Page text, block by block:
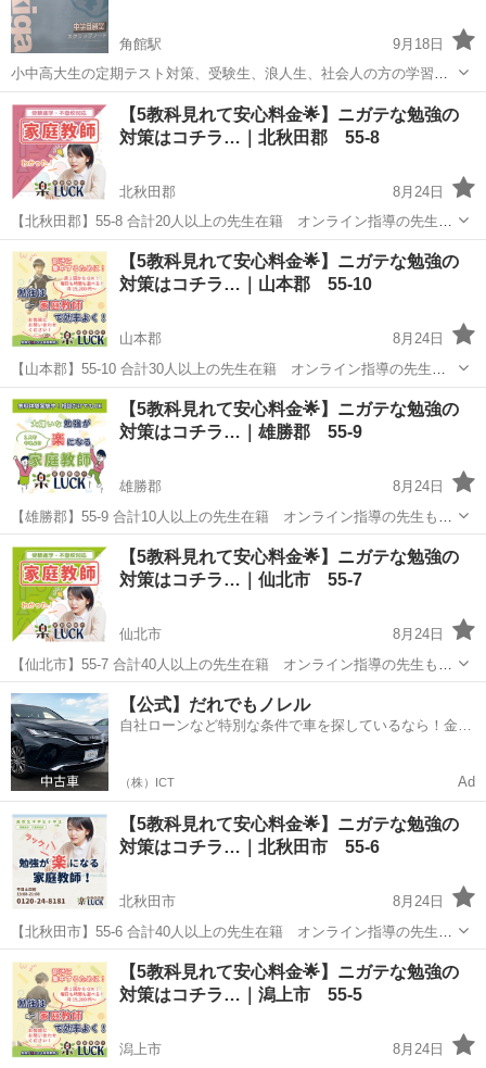
角館駅
9月18日
小中高大生の定期テスト対策、受験生、浪人生、社会人の方の学習指
導致します！中３の受験生大歓迎です！ こちら英語が専門です 高1
まででしたら数学 化学 理科 社会も指導可能です 受験生をお持
ちの親御さんの進路相談に...
秋田 仙北市 角館駅 家庭教師 料金
【5教科見れて安心料金🌟】ニガテな勉強の
対策はコチラ…｜北秋田郡 55-8
北秋田郡
8月24日
【北秋田郡】55-8 合計20人以上の先生在籍 オンライン指導の先生も
多数在籍✨ お子様の勉強対策で悩まれてる親御様へ✉️ 「スマホばかり
で勉強しない」「塾に通わせたけど成果が出ない」 「家庭教師に通わ
せたいけど...
秋田 北秋田郡 家庭教師 先生
【5教科見れて安心料金🌟】ニガテな勉強の
対策はコチラ…｜山本郡 55-10
山本郡
8月24日
【山本郡】55-10 合計30人以上の先生在籍 オンライン指導の先生も
多数在籍✨ お子様の勉強対策で悩まれてる親御様へ✉️ 「スマホばかり
で勉強しない」「塾に通わせたけど成果が出ない」 「家庭教師に通わ
せたいけど...
秋田 山本郡 家庭教師 先生
【5教科見れて安心料金🌟】ニガテな勉強の
対策はコチラ…｜雄勝郡 55-9
雄勝郡
8月24日
【雄勝郡】55-9 合計10人以上の先生在籍 オンライン指導の先生も多
数在籍✨ お子様の勉強対策で悩まれてる親御様へ✉️ 「スマホばかりで
勉強しない」「塾に通わせたけど成果が出ない」 「家庭教師に通わせ
たいけど料...
秋田 雄勝郡 家庭教師 先生
【5教科見れて安心料金🌟】ニガテな勉強の
対策はコチラ…｜仙北市 55-7
仙北市
8月24日
【仙北市】55-7 合計40人以上の先生在籍 オンライン指導の先生も多
数在籍✨ お子様の勉強対策で悩まれてる親御様へ✉️ 「スマホばかりで
勉強しない」「塾に通わせたけど成果が出ない」 「家庭教師に通わせ
たいけど料...
秋田 仙北市 家庭教師
【公式】だれでもノレル
自社ローンなど特別な条件で車を探しているなら！金利
（株）ICT Ad
【5教科見れて安心料金🌟】ニガテな勉強の
対策はコチラ…｜北秋田市 55-6
北秋田市
8月24日
【北秋田市】55-6 合計40人以上の先生在籍 オンライン指導の先生も
多数在籍✨ お子様の勉強対策で悩まれてる親御様へ✉️ 「スマホばかり
で勉強しない」「塾に通わせたけど成果が出ない」 「家庭教師に通わ
せたいけど...
秋田 北秋田市 家庭教師 先生
【5教科見れて安心料金🌟】ニガテな勉強の
対策はコチラ…｜潟上市 55-5
潟上市 8月24日